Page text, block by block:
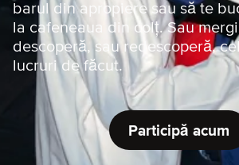
barul din apropiere sau să te
la cafeneaua din colț. Sau
descoperă, sau redescoperă,
lucruri de făcut.
Participă acum